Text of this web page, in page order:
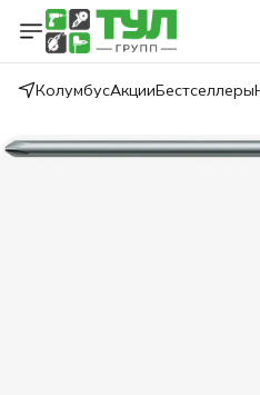
КолумбусАкцииБестселлеры